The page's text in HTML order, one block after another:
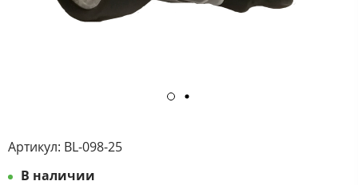
Артикул: BL-098-25
В наличии